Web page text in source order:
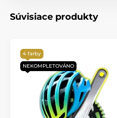
Spôsob personalizácie
Súvisiace produkty
4 farby
NEKOMPLETOVÁNO